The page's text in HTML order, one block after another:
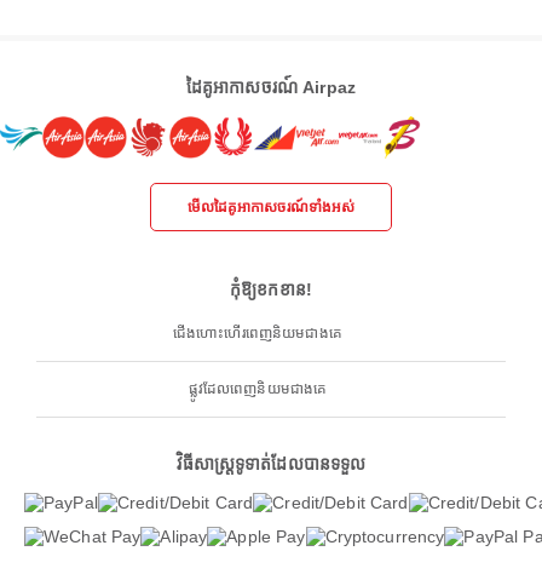
ដៃគូអាកាសចរណ៍ Airpaz
មើលដៃគូអាកាសចរណ៍ទាំងអស់
កុំឱ្យខកខាន!
ជើងហោះហើរពេញនិយមជាងគេ
ផ្លូវដែលពេញនិយមជាងគេ
វិធីសាស្ត្រទូទាត់ដែលបានទទួល